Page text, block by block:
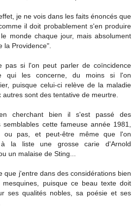
je ne vois dans les faits énoncés que
il doit probablement s'en produire
monde chaque jour, mais absolument
la Providence".
pas si l'on peut parler de coïncidence
qui les concerne, du moins si l'on
puisque celui-ci relève de la maladie
sont des tentative de meurtre.
cherchant bien il s'est passé des
cette fameuse année 1981,
ou pas, et peut-être même que l'on
à la liste une grosse carie d'Arnold
un malaise de Sting...
que j'entre dans des considérations bien
puisque ce beau texte doit
ses qualités nobles, sa poésie et ses